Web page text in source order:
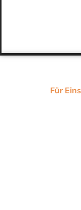
Für